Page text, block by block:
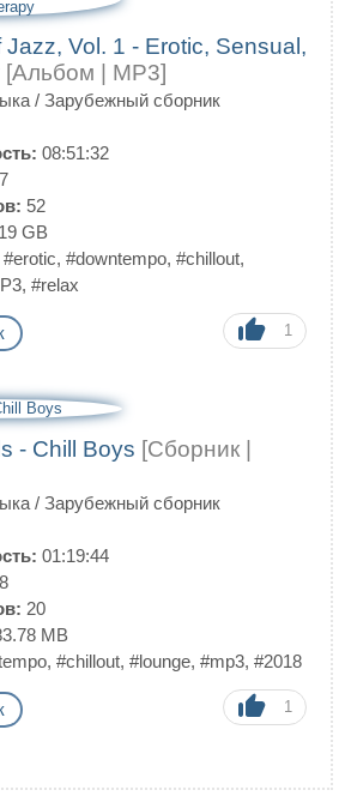
Vol. 1 - Erotic, Sensual,
[Альбом | MP3]
/ Зарубежный сборник
08:51:32
52
GB
#erotic, #downtempo, #chillout,
, #relax
1
- Chill Boys [Сборник |
/ Зарубежный сборник
01:19:44
20
MB
, #chillout, #lounge, #mp3, #2018
1